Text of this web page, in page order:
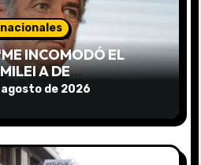
INCOMODÓ EL
A DE
SUS DICHOS
agosto de 2026